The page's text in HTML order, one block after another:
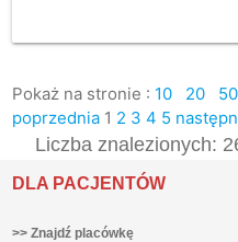
Pokaż na stronie : 10 20
50
poprzednia 1 2 3 4 5
Liczba znalezionych:
DLA PACJENTÓW
>> Znajdź placówkę